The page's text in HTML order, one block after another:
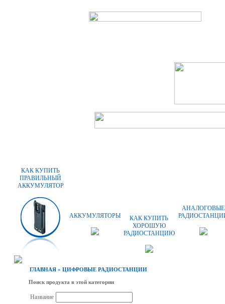
КАК КУПИТЬ
ПРАВИЛЬНЫЙ
АККУМУЛЯТОР
АККУМУЛЯТОРЫ
КАК КУПИТЬ
ХОРОШУЮ
РАДИОСТАНЦИЮ
АНАЛОГОВЫЕ
ГЛАВНАЯ » ЦИФРОВЫЕ РАДИОСТАНЦИИ
Поиск продукта в этой категории
Название